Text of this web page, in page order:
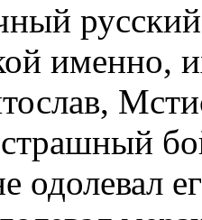
именно,
страшный
одолевал